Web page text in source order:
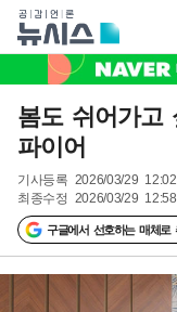
봄도 쉬어가
파이어
기사등록 2026/03/29
최종수정 2026/03/29
구글에서 선호하는 매체로